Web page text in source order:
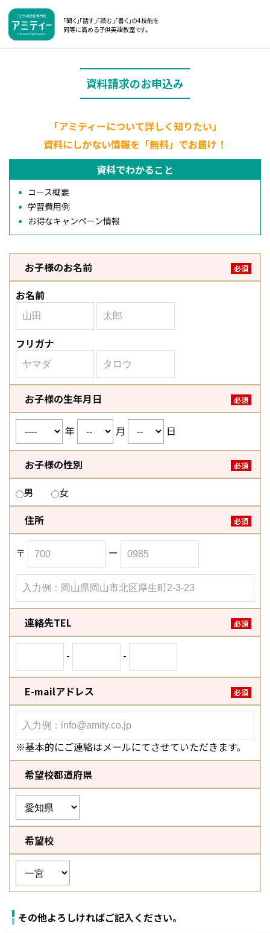
「聞く」「話す」「読む」「書く」の4技能を
同等に高める子供英語教室です。
資料請求のお申込み
「アミティーについて詳しく知りたい」
資料にしかない情報を「無料」でお届け！
資料でわかること
コース概要
学習費用例
お得なキャンペーン情報
お子様のお名前 必須
お名前
フリガナ
お子様の生年月日 必須
年 月 日
お子様の性別 必須
男
女
住所
必須
〒 ー
連絡先TEL 必須
- -
E-mailアドレス 必須
※基本的にご連絡はメールにてさせていただきます。
希望校都道府県
希望校
その他よろしければご記入ください。